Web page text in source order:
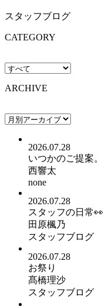
スタッフブログ
CATEGORY
ARCHIVE
2026.07.28
いつかのご提案。
西響太
none
2026.07.28
スタッフの日常👀
田原楓乃
スタッフブログ
2026.07.28
お祭り
髙橋理沙
スタッフブログ